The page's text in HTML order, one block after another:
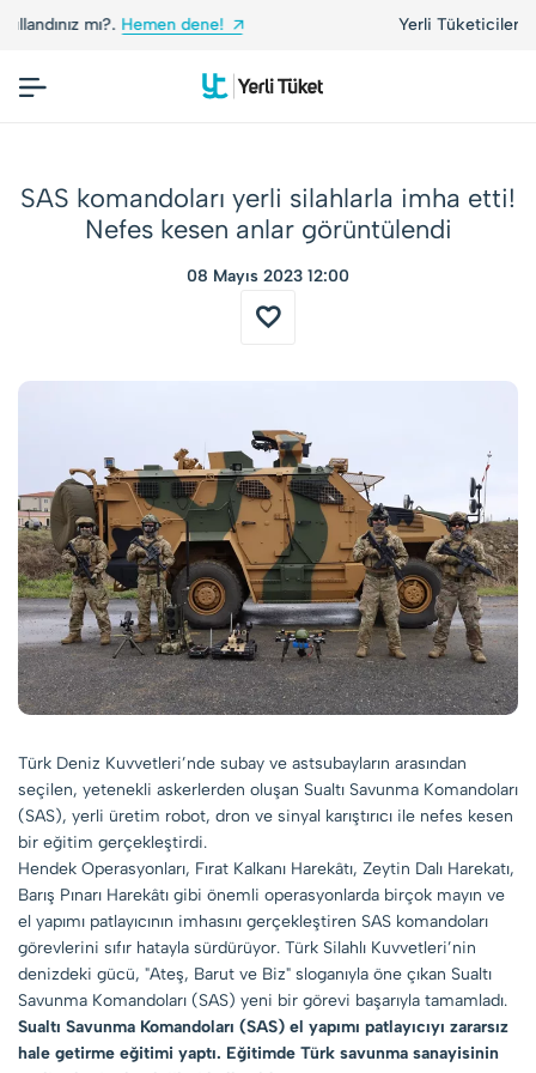
Yerli Tüketiciler, Yerli Markalarla Buluşuyor!
SAS komandoları yerli silahlarla imha etti!
Nefes kesen anlar görüntülendi
08 Mayıs 2023 12:00
Türk Deniz Kuvvetleri’nde subay ve astsubayların arasından
seçilen, yetenekli askerlerden oluşan Sualtı Savunma Komandoları
(SAS), yerli üretim robot, dron ve sinyal karıştırıcı ile nefes kesen
bir eğitim gerçekleştirdi.
Hendek Operasyonları, Fırat Kalkanı Harekâtı, Zeytin Dalı Harekatı,
Barış Pınarı Harekâtı gibi önemli operasyonlarda birçok mayın ve
el yapımı patlayıcının imhasını gerçekleştiren SAS komandoları
görevlerini sıfır hatayla sürdürüyor. Türk Silahlı Kuvvetleri’nin
denizdeki gücü, "Ateş, Barut ve Biz" sloganıyla öne çıkan Sualtı
Savunma Komandoları (SAS) yeni bir görevi başarıyla tamamladı.
Sualtı Savunma Komandoları (SAS) el yapımı patlayıcıyı zararsız
hale getirme eğitimi yaptı. Eğitimde Türk savunma sanayisinin